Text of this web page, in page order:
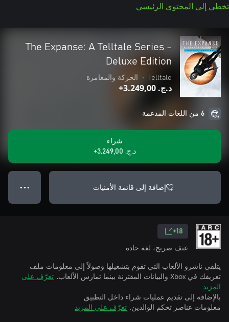
تخطي إلى المحتوى الرئيسي
The Expanse: A Telltale Series -
Deluxe Edition
Telltale
• الحركة والمغامرة
د.ج.‏ 3.249,00+
6 من اللغات المدعمة
شراء
د.ج.‏ 3.249,00+
إضافة إلى قائمة الأمنيات ● ● ●
18+
عنف صريح، لغة حادة
يتلقى ناشرو الألعاب التي تقوم بتشغيلها وصولاً إلى معلومات ملف
تعريفك في Xbox والبيانات المقترنة بينما تمارس الألعاب.
تعرّف على
المزيد
بالإضافة إلى تقديم عمليات شراء داخل التطبيق
معلومات عناصر تحكم الوالدين. تعرّف على المزيد